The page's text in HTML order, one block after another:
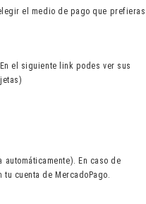
el medio de pago que prefieras
el siguiente link podes ver sus
En caso de
cuenta de MercadoPago.